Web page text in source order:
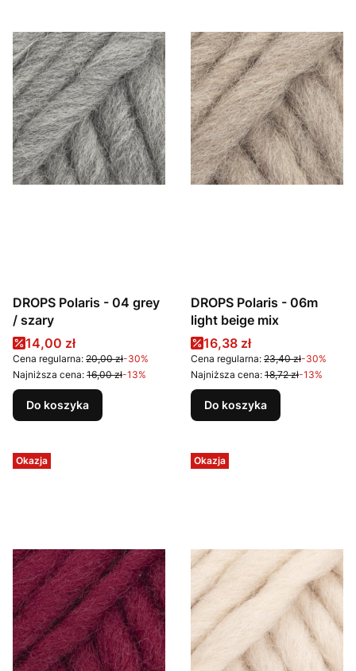
DROPS Polaris - 04 grey
/ szary
Cena promocyjna
14,00 zł
Cena regularna: 20,00 zł-30%
Najniższa cena: 16,00 zł-13%
Do koszyka
DROPS Polaris - 06m
light beige mix
Cena promocyjna
16,38 zł
Cena regularna: 23,40 zł-30%
Najniższa cena: 18,72 zł-13%
Do koszyka
Okazja Okazja